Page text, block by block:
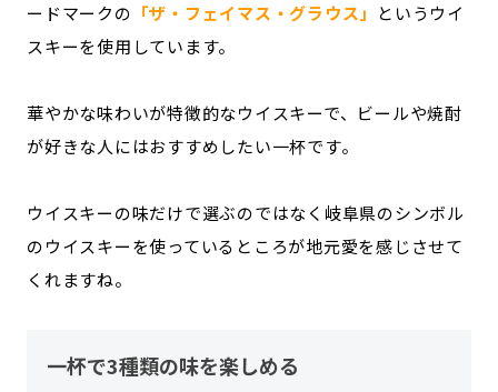
ードマークの 「ザ・フェイマス・グラウス」
というウイ
スキーを使用しています。
華やかな味わいが特徴的なウイスキーで、ビールや焼酎
が好きな人にはおすすめしたい一杯です。
ウイスキーの味だけで選ぶのではなく岐阜県のシンボル
のウイスキーを使っているところが地元愛を感じさせて
くれますね。
一杯で3種類の味を楽しめる